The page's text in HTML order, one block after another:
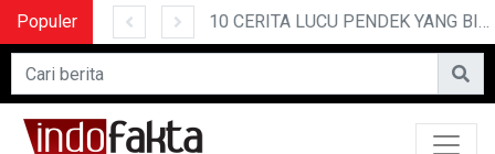
Populer 10 CERITA LUCU PENDEK YANG BIKIN NGAKAK